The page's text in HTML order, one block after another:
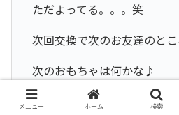
ただよってる。。。笑
次回交換で次のお友達のと
次のおもちゃは何かな♪
メニュー ホーム 検索